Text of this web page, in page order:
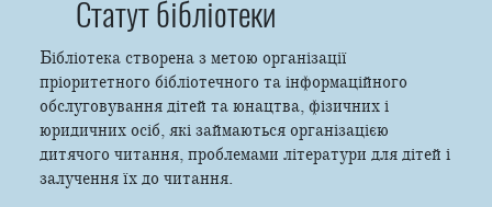
Статут бібліотеки
Бібліотека створена з метою організації
пріоритетного бібліотечного та інформаційного
обслуговування дітей та юнацтва, фізичних і
юридичних осіб, які займаються організацією
дитячого читання, проблемами літератури для дітей і
залучення їх до читання.